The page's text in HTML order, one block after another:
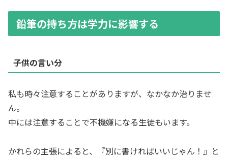
鉛筆の持ち方は学力に影響する
子供の言い分
私も時々注意することがありますが、なかなか治りませ
ん。
中には注意することで不機嫌になる生徒もいます。
かれらの主張によると、『別に書ければいいじゃん！』と